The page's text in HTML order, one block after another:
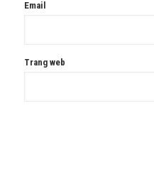
Email
Trang web